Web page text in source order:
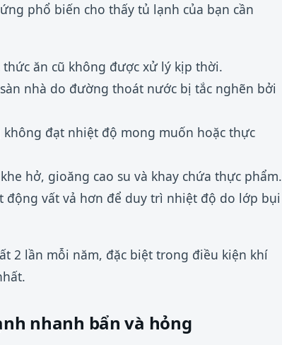
phổ biến cho thấy tủ lạnh của bạn cần
ăn cũ không được xử lý kịp thời.
nhà do đường thoát nước bị tắc nghẽn bởi
đạt nhiệt độ mong muốn hoặc thực
hở, gioăng cao su và khay chứa thực phẩm.
vất vả hơn để duy trì nhiệt độ do lớp bụi
2 lần mỗi năm, đặc biệt trong điều kiện khí
nhanh bẩn và hỏng